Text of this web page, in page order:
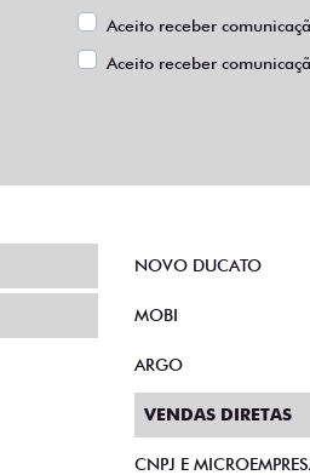
Aceito receber
Aceito receber
NOVO DUCATO
MOBI
ARGO
VENDAS DIRETAS
CNPJ E